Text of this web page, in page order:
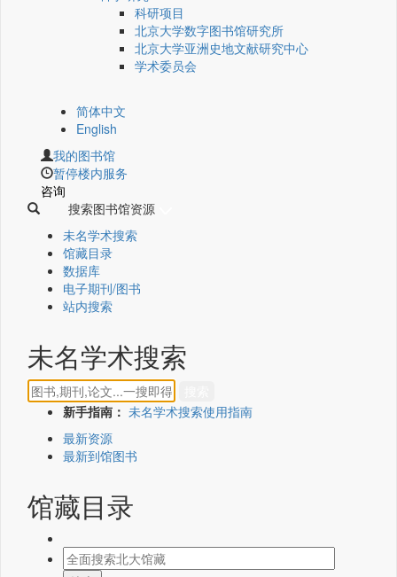
科研项目
北京大学数字图书馆研究所
北京大学亚洲史地文献研究中心
学术委员会
简体中文
English
我的图书馆
暂停楼内服务
咨询
搜索图书馆资源
未名学术搜索
馆藏目录
数据库
电子期刊/图书
站内搜索
未名学术搜索
新手指南： 未名学术搜索使用指南
最新资源
最新到馆图书
馆藏目录